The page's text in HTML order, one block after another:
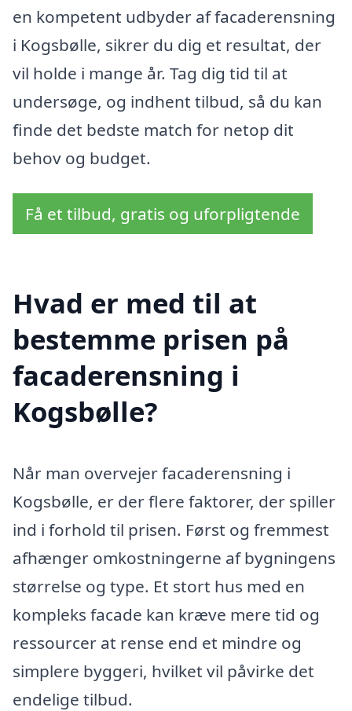
en kompetent udbyder af facaderensning
i Kogsbølle, sikrer du dig et resultat, der
vil holde i mange år. Tag dig tid til at
undersøge, og indhent tilbud, så du kan
finde det bedste match for netop dit
behov og budget.
Få et tilbud, gratis og uforpligtende
Hvad er med til at
bestemme prisen på
facaderensning i
Kogsbølle?
Når man overvejer facaderensning i
Kogsbølle, er der flere faktorer, der spiller
ind i forhold til prisen. Først og fremmest
afhænger omkostningerne af bygningens
størrelse og type. Et stort hus med en
kompleks facade kan kræve mere tid og
ressourcer at rense end et mindre og
simplere byggeri, hvilket vil påvirke det
endelige tilbud.